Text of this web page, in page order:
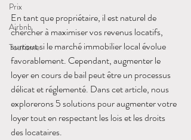
Prix
Airbnb
Tourisme
En tant que propriétaire, il est naturel de
chercher à maximiser vos revenus locatifs,
surtout si le marché immobilier local évolue
favorablement. Cependant, augmenter le
loyer en cours de bail peut être un processus
délicat et réglementé. Dans cet article, nous
explorerons 5 solutions pour augmenter votre
loyer tout en respectant les lois et les droits
des locataires.